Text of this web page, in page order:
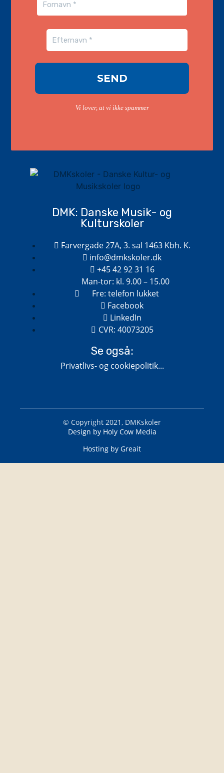
DMK: Danske Musik- og
Kulturskoler
Farvergade 27A, 3. sal 1463 Kbh. K.
info@dmkskoler.dk
+45 42 92 31 16
Man-tor: kl. 9.00 – 15.00
Fre: telefon lukket
Facebook
LinkedIn
CVR: 40073205
Se også:
Privatlivs- og cookiepolitik...
Vi lover, at vi ikke spammer
© Copyright 2021, DMKskoler
Design by Holy Cow Media
Hosting by Greait